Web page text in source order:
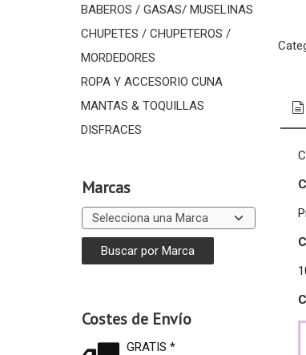
BABEROS / GASAS/ MUSELINAS
CHUPETES / CHUPETEROS /
MORDEDORES
ROPA Y ACCESORIO CUNA
MANTAS & TOQUILLAS
DISFRACES
Marcas
Costes de Envío
GRATIS *